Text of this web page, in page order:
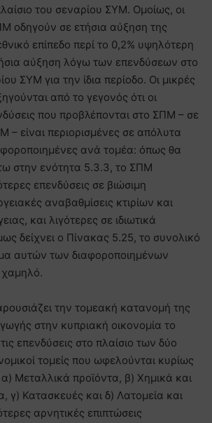
του σεναρίου ΣΥΜ. Ομοίως, οι
οδηγούν σε ετήσια αύξηση της
επίπεδο περί το 0,2% υψηλότερη
αύξηση λόγω των επενδύσεων στο
ΣΥΜ για την ίδια περίοδο. Οι μικρές
από το γεγονός ότι οι
που προβλέπονται στο ΣΠΜ – σε
– είναι περιορισμένες σε απόλυτα
ανά τομέα: όπως θα
στην ενότητα 5.3.3, το ΣΠΜ
επενδύσεις σε βιώσιμη
αναβαθμίσεις κτιρίων και
και λιγότερες σε ιδιωτικά
δείχνει ο Πίνακας 5.25, το συνολικό
αυτών των διαφοροποιημένων
χαμηλό.
την τομεακή κατανομή της
στην κυπριακή οικονομία το
επενδύσεις στο πλαίσιο των δύο
τομείς που ωφελούνται κυρίως
Μεταλλικά προϊόντα, β) Χημικά και
γ) Κατασκευές και δ) Λατομεία και
αρνητικές επιπτώσεις